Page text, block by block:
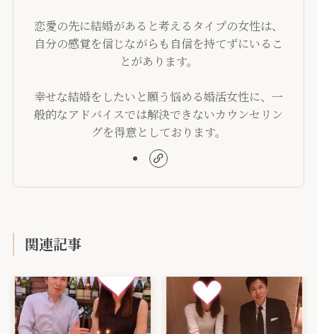
恋愛の先に結婚があると考えるタイプの女性は、
自分の感覚を信じながらも自信を持てずにいるこ
とがあります。
幸せな結婚をしたいと願う悩める婚活女性に、一
般的なアドバイスでは解決できないカウンセリン
グを得意としております。
関連記事